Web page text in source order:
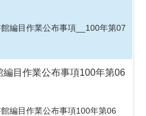
館編目作業公布事項__100年第07
編目作業公布事項100年第06
編目作業公布事項100年第06